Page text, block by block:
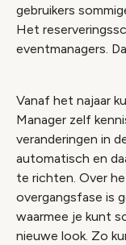
gebruikers
Het
eventmanagers.
Vanaf het najaar
Manager zelf
veranderingen in
automatisch en
te richten. Over
overgangsfase is
waarmee je kunt
nieuwe look. Zo